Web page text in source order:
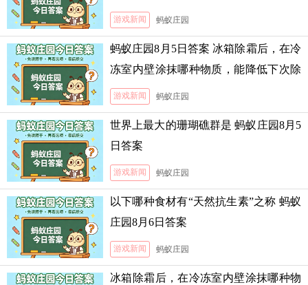
游戏新闻 蚂蚁庄园
蚂蚁庄园8月5日答案 冰箱除霜后，在冷
冻室内壁涂抹哪种物质，能降低下次除
霜的难度
游戏新闻 蚂蚁庄园
世界上最大的珊瑚礁群是 蚂蚁庄园8月5
日答案
游戏新闻 蚂蚁庄园
以下哪种食材有“天然抗生素”之称 蚂蚁
庄园8月6日答案
游戏新闻 蚂蚁庄园
冰箱除霜后，在冷冻室内壁涂抹哪种物